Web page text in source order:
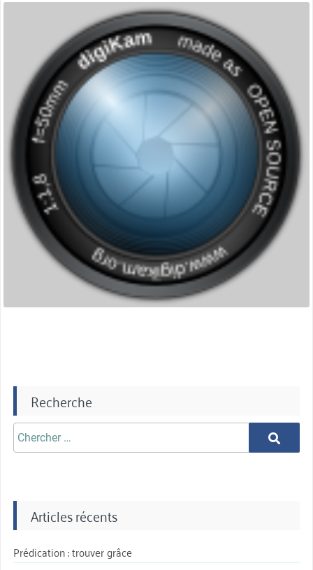
gestion
des
photos »
Recherche
Chercher
aprè:
Chercher
Articles récents
Prédication : trouver grâce